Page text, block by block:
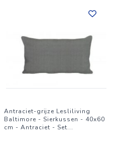
Antraciet-grijze Lesliliving
Baltimore - Sierkussen - 40x60
cm - Antraciet - Set...